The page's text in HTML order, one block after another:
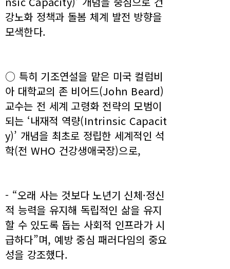
강노화 정책과 돌봄 체계 발전 방향을
모색한다.
○ 특히 기조연설을 맡은 미국 컬럼비
아 대학교의 존 비어드(John Beard)
교수는 전 세계 고령화 전략의 모범이
되는 ‘내재적 역량(Intrinsic Capacit
y)’ 개념을 최초로 정립한 세계적인 석
학(전 WHO 건강생애국장)으로,
- “오래 사는 것보다 노년기 신체·정신
적 능력을 유지해 독립적인 삶을 유지
할 수 있도록 돕는 사회적 인프라가 시
급하다”며, 예방 중심 패러다임의 중요
성을 강조했다.